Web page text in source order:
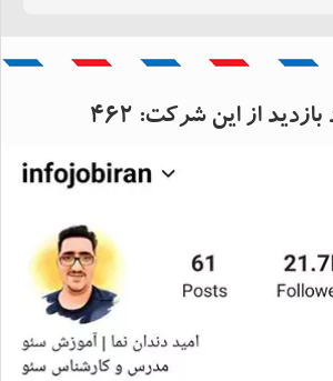
سیستان و
شهرستان زاهدان
بازدید از این شرکت: 462